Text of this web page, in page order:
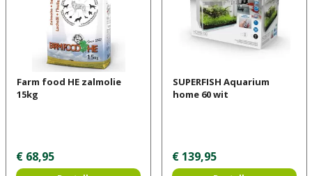
Farm food HE zalmolie
15kg
€ 68,95
SUPERFISH Aquarium
home 60 wit
€ 139,95